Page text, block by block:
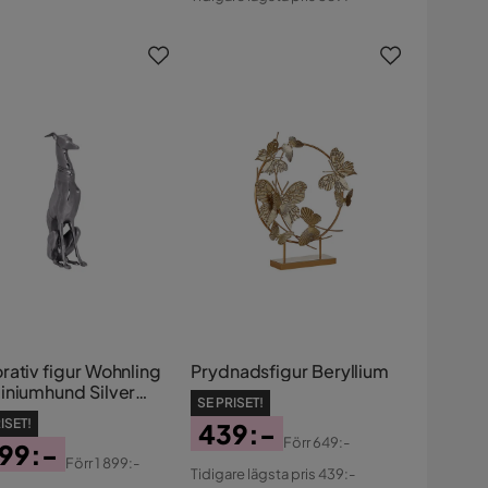
figur Wohnling
Silver
Förr1 899:-
Prydnadsfigur Beryllium
SE PRISET!
Pris
439:-
Original
Förr649:-
Tidigare lägsta pris 439:-